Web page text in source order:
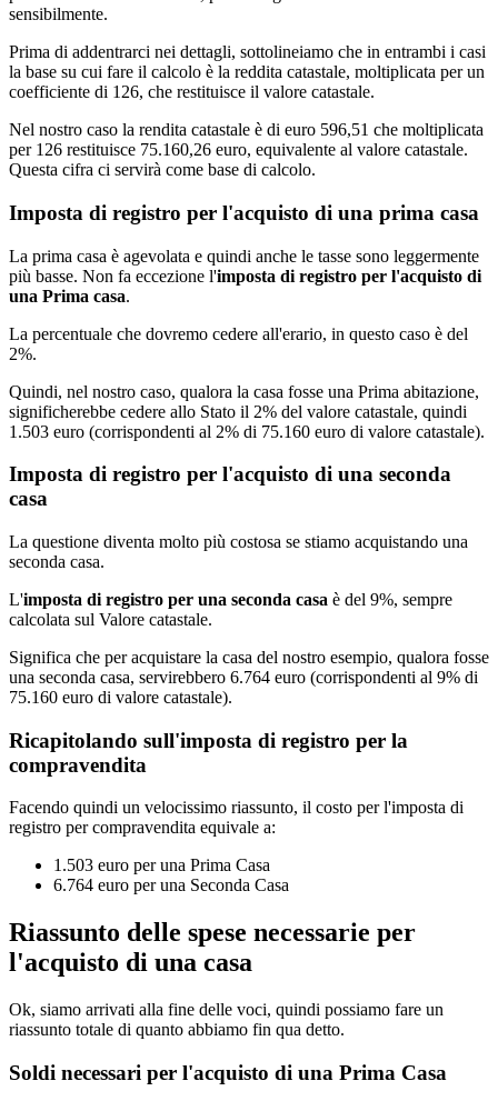
sensibilmente.
Prima di addentrarci nei dettagli, sottolineiamo che in entrambi i casi
la base su cui fare il calcolo è la reddita catastale, moltiplicata per un
coefficiente di 126, che restituisce il valore catastale.
Nel nostro caso la rendita catastale è di euro 596,51 che moltiplicata
per 126 restituisce 75.160,26 euro, equivalente al valore catastale.
Questa cifra ci servirà come base di calcolo.
Imposta di registro per l'acquisto di una prima casa
La prima casa è agevolata e quindi anche le tasse sono leggermente
più basse. Non fa eccezione l'imposta di registro per l'acquisto di
una Prima casa.
La percentuale che dovremo cedere all'erario, in questo caso è del
2%.
Quindi, nel nostro caso, qualora la casa fosse una Prima abitazione,
significherebbe cedere allo Stato il 2% del valore catastale, quindi
1.503 euro (corrispondenti al 2% di 75.160 euro di valore catastale).
Imposta di registro per l'acquisto di una seconda
casa
La questione diventa molto più costosa se stiamo acquistando una
seconda casa.
L'imposta di registro per una seconda casa è del 9%, sempre
calcolata sul Valore catastale.
Significa che per acquistare la casa del nostro esempio, qualora fosse
una seconda casa, servirebbero 6.764 euro (corrispondenti al 9% di
75.160 euro di valore catastale).
Ricapitolando sull'imposta di registro per la
compravendita
Facendo quindi un velocissimo riassunto, il costo per l'imposta di
registro per compravendita equivale a:
1.503 euro per una Prima Casa
6.764 euro per una Seconda Casa
Riassunto delle spese necessarie per
l'acquisto di una casa
Ok, siamo arrivati alla fine delle voci, quindi possiamo fare un
riassunto totale di quanto abbiamo fin qua detto.
Soldi necessari per l'acquisto di una Prima Casa